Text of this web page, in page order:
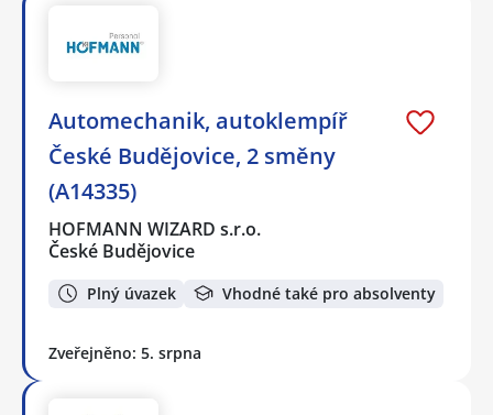
Automechanik, autoklempíř
České Budějovice, 2 směny
(A14335)
HOFMANN WIZARD s.r.o.
České Budějovice
Plný úvazek Vhodné také pro absolventy
Zveřejněno: 5. srpna